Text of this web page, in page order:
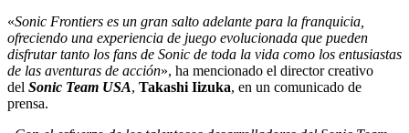
«Sonic Frontiers es un gran salto adelante para la franquicia,
ofreciendo una experiencia de juego evolucionada que pueden
disfrutar tanto los fans de Sonic de toda la vida como los entusiastas
de las aventuras de acción», ha mencionado el director creativo
del Sonic Team USA, Takashi Iizuka, en un comunicado de
prensa.